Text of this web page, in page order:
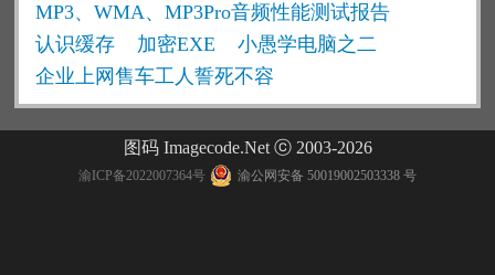
MP3、WMA、MP3Pro音频性能测试报告
认识缓存
加密EXE
小愚学电脑之二
企业上网售车工人誓死不容
图码 Imagecode.Net ⓒ 2003-2026
渝ICP备2022007364号 渝公网安备 50019002503338 号